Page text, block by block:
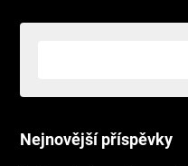
Nejnovější příspěvky